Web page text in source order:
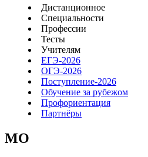
Дистанционное
Специальности
Профессии
Тесты
Учителям
ЕГЭ-2026
ОГЭ-2026
Поступление-2026
Обучение за рубежом
Профориентация
Партнёры
MO